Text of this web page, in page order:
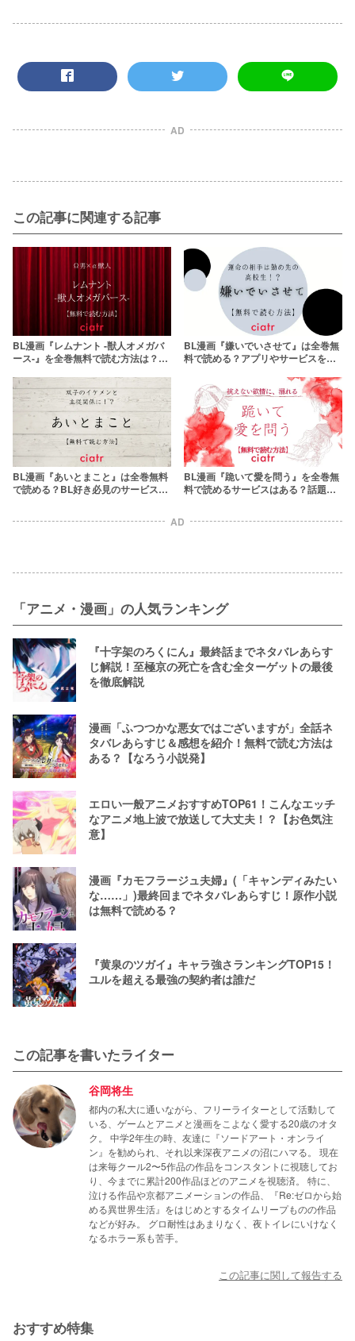
AD
この記事に関連する記事
BL漫画『レムナント -獣人オメガバ
ース-』を全巻無料で読む方法は？最
BL漫画『嫌いでいさせて』は全巻無
料で読める？アプリやサービスを調
BL漫画『あいとまこと』は全巻無料
で読める？BL好き必見のサービスを
BL漫画『跪いて愛を問う』を全巻無
料で読めるサービスはある？話題の
AD
「アニメ・漫画」の人気ランキング
『十字架のろくにん』最終話までネタバレあらす
じ解説！至極京の死亡を含む全ターゲットの最後
を徹底解説
漫画「ふつつかな悪女ではございますが」全話ネ
タバレあらすじ＆感想を紹介！無料で読む方法は
ある？【なろう小説発】
エロい一般アニメおすすめTOP61！こんなエッチ
なアニメ地上波で放送して大丈夫！？【お色気注
意】
漫画『カモフラージュ夫婦』(「キャンディみたい
な……」)最終回までネタバレあらすじ！原作小説
は無料で読める？
『黄泉のツガイ』キャラ強さランキングTOP15！
ユルを超える最強の契約者は誰だ
この記事を書いたライター
谷岡将生
都内の私大に通いながら、フリーライターとして活動して
いる、ゲームとアニメと漫画をこよなく愛する20歳のオタ
ク。 中学2年生の時、友達に『ソードアート・オンライ
ン』を勧められ、それ以来深夜アニメの沼にハマる。 現在
は来毎クール2〜5作品の作品をコンスタントに視聴してお
り、今までに累計200作品ほどのアニメを視聴済。 特に、
泣ける作品や京都アニメーションの作品、『Re:ゼロから始
める異世界生活』をはじめとするタイムリープものの作品
などが好み。 グロ耐性はあまりなく、夜トイレにいけなく
なるホラー系も苦手。
この記事に関して報告する
おすすめ特集